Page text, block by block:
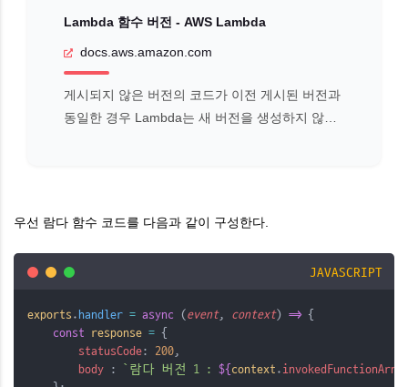
Lambda 함수 버전 - AWS Lambda
docs.aws.amazon.com
게시되지 않은 버전의 코드가 이전 게시된 버전과
동일한 경우 Lambda는 새 버전을 생성하지 않습
우선 람다 함수 코드를 다음과 같이 구성한다.
JAVASCRIPT
exports . handler = async ( event, context) => {
const response = {
statusCode: 200,
body : `람다 버전 1 : ${ context . invokedFunctionArn